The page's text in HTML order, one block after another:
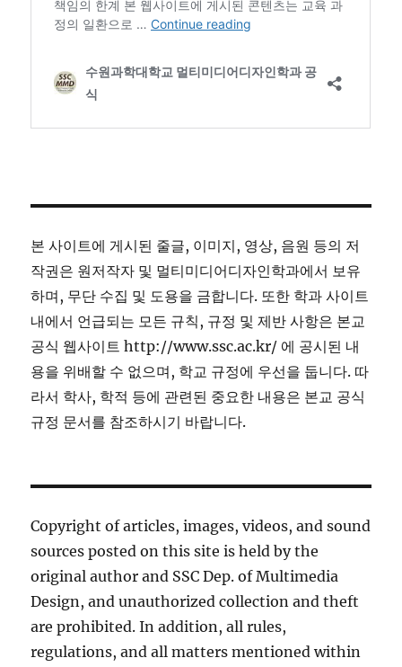
본 사이트에 게시된 줄글, 이미지, 영상, 음원 등의 저
작권은 원저작자 및 멀티미디어디자인학과에서 보유
하며, 무단 수집 및 도용을 금합니다. 또한 학과 사이트
내에서 언급되는 모든 규칙, 규정 및 제반 사항은 본교
공식 웹사이트 http://www.ssc.ac.kr/ 에 공시된 내
용을 위배할 수 없으며, 학교 규정에 우선을 둡니다. 따
라서 학사, 학적 등에 관련된 중요한 내용은 본교 공식
규정 문서를 참조하시기 바랍니다.
Copyright of articles, images, videos, and sound
sources posted on this site is held by the
original author and SSC Dep. of Multimedia
Design, and unauthorized collection and theft
are prohibited. In addition, all rules,
regulations, and all matters mentioned within